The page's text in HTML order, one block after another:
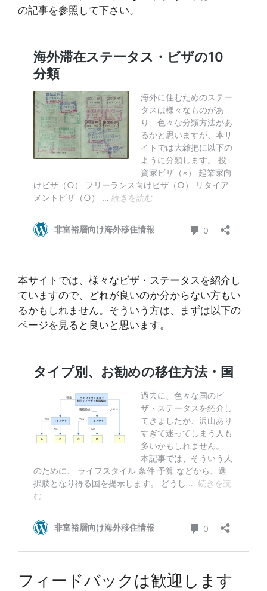
の記事を参照して下さい。
本サイトでは、様々なビザ・ステータスを紹介し
ていますので、どれが良いのか分からない方もい
るかもしれません。そういう方は、まずは以下の
ページを見ると良いと思います。
フィードバックは歓迎します